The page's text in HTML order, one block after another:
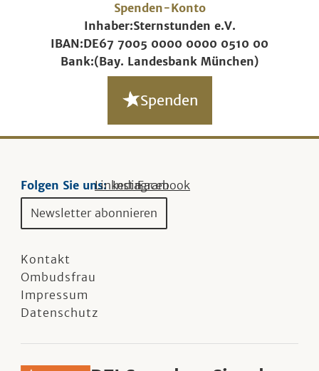
Spenden-Konto
Inhaber:Sternstunden e.V.
IBAN:DE67 7005 0000 0000 0510 00
Bank:(Bay. Landesbank München)
Spenden
Folgen Sie uns:Linkedin
Instagram
Facebook
Newsletter abonnieren
Kontakt
Ombudsfrau
Impressum
Datenschutz